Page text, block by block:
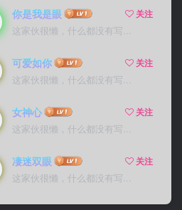
你是我是眼
关注
这家伙很懒，什么都没有写...
可爱如你
关注
这家伙很懒，什么都没有写...
女神心
关注
这家伙很懒，什么都没有写...
凄迷双眼
关注
这家伙很懒，什么都没有写...